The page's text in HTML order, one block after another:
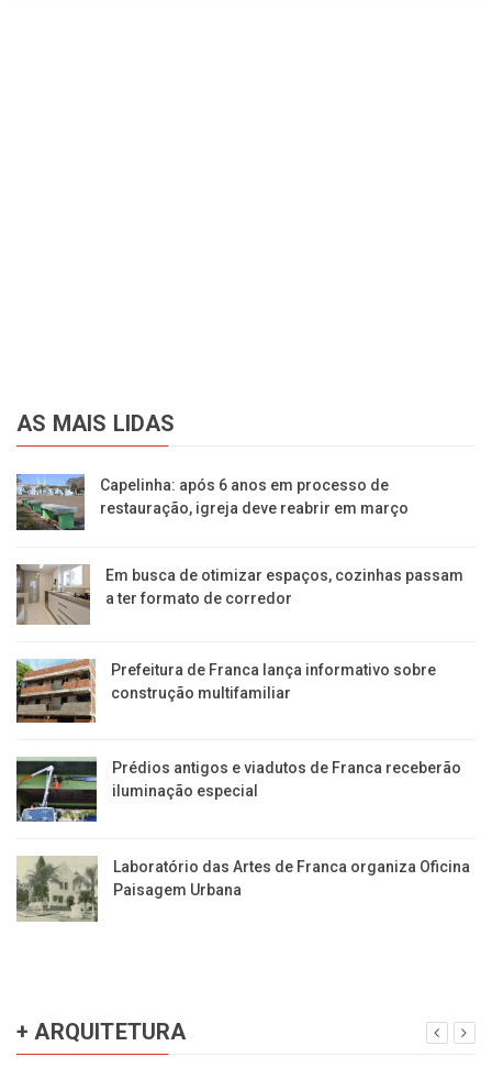
AS MAIS LIDAS
Capelinha: após 6 anos em processo de
restauração, igreja deve reabrir em março
Em busca de otimizar espaços, cozinhas passam
a ter formato de corredor
Prefeitura de Franca lança informativo sobre
construção multifamiliar
Prédios antigos e viadutos de Franca receberão
iluminação especial
Laboratório das Artes de Franca organiza Oficina
Paisagem Urbana
+ ARQUITETURA